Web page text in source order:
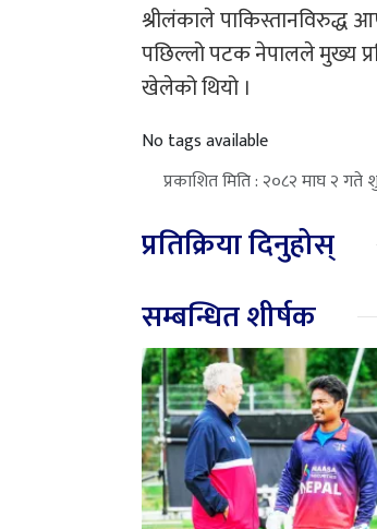
श्रीलंकाले पाकिस्तानविरुद्ध
पछिल्लो पटक नेपालले मुख्य
खेलेको थियो ।
No tags available
प्रकाशित मिति : २०८२ माघ २ गते
प्रतिक्रिया दिनुहोस्
सम्बन्धित शीर्षक